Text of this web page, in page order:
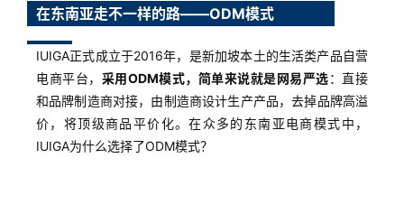
在东南亚走不一样的路——ODM模式
IUIGA正式成立于2016年，是新加坡本土的生活类产品自营
电商平台， 采用ODM模式，简单来说就是网易严选：直接
和品牌制造商对接，由制造商设计生产产品，去掉品牌高溢
价，将顶级商品平价化。在众多的东南亚电商模式中，
IUIGA为什么选择了ODM模式？